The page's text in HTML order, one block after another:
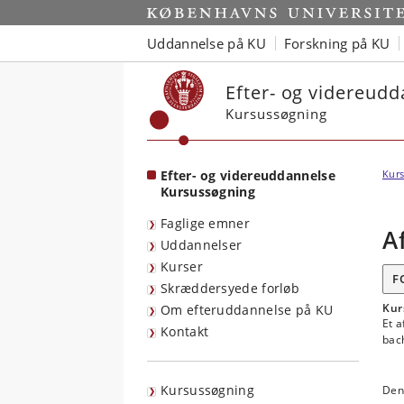
Start
Uddannelse på KU Forskning på KU
Efter- og
Kursussøgning
Efter- og videreuddannelse
Kursussøgning
Faglige emner
Uddannelser
Kurser
Skræddersyede forløb
Om efteruddannelse på KU
Kontakt
Kursussøgning
Et